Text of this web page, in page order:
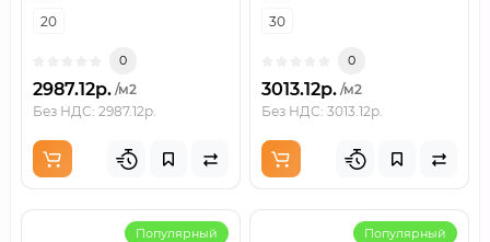
20
0
2987.12р. /м2
Без НДС: 2987.12р.
30
0
3013.12р. /м2
Без НДС: 3013.12р.
Популярный Популярный